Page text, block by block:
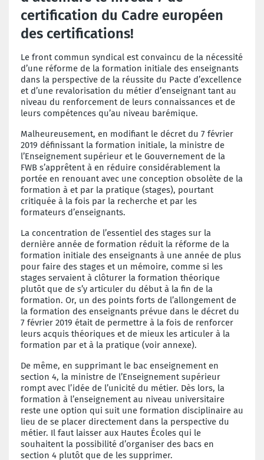
certification du Cadre européen
des certifications!
Le front commun syndical est convaincu de la nécessité
d’une réforme de la formation initiale des enseignants
dans la perspective de la réussite du Pacte d’excellence
et d’une revalorisation du métier d’enseignant tant au
niveau du renforcement de leurs connaissances et de
leurs compétences qu’au niveau barémique.
Malheureusement, en modifiant le décret du 7 février
2019 définissant la formation initiale, la ministre de
l’Enseignement supérieur et le Gouvernement de la
FWB s’apprêtent à en réduire considérablement la
portée en renouant avec une conception obsolète de la
formation à et par la pratique (stages), pourtant
critiquée à la fois par la recherche et par les
formateurs d’enseignants.
La concentration de l’essentiel des stages sur la
dernière année de formation réduit la réforme de la
formation initiale des enseignants à une année de plus
pour faire des stages et un mémoire, comme si les
stages servaient à clôturer la formation théorique
plutôt que de s’y articuler du début à la fin de la
formation. Or, un des points forts de l’allongement de
la formation des enseignants prévue dans le décret du
7 février 2019 était de permettre à la fois de renforcer
leurs acquis théoriques et de mieux les articuler à la
formation par et à la pratique (voir annexe).
De même, en supprimant le bac enseignement en
section 4, la ministre de l’Enseignement supérieur
rompt avec l’idée de l’unicité du métier. Dès lors, la
formation à l’enseignement au niveau universitaire
reste une option qui suit une formation disciplinaire au
lieu de se placer directement dans la perspective du
métier. Il faut laisser aux Hautes Écoles qui le
souhaitent la possibilité d’organiser des bacs en
section 4 plutôt que de les supprimer.